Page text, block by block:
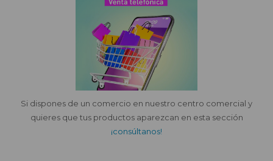
Si dispones de un comercio en nuestro centro comercial y
quieres que tus productos aparezcan en esta sección
¡consúltanos!